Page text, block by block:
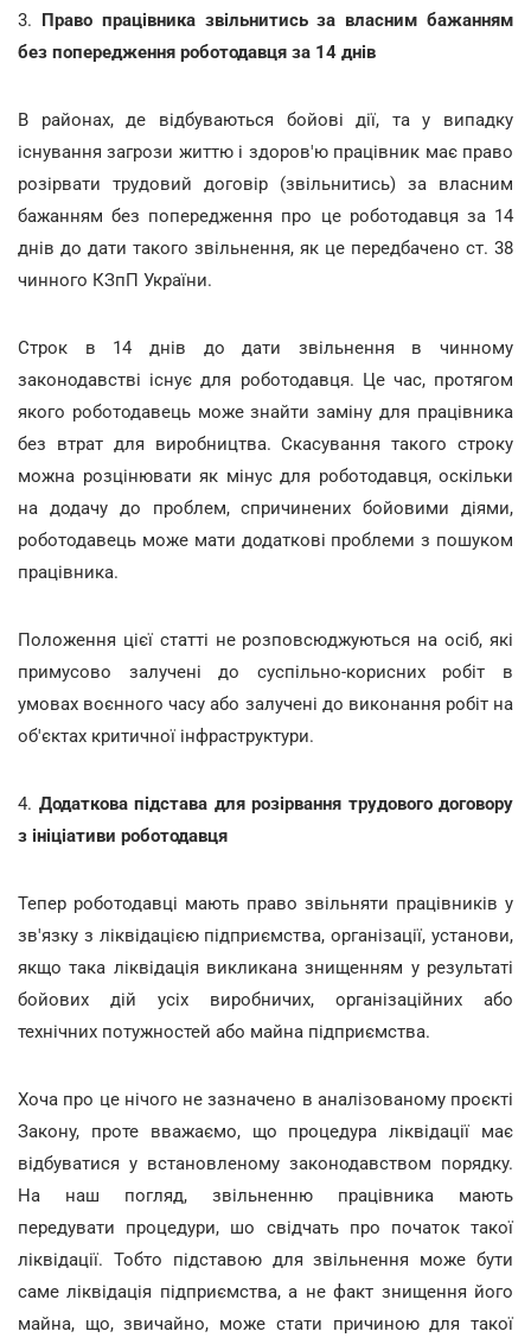
3. Право працівника звільнитись за власним бажанням
без попередження роботодавця за 14 днів
В районах, де відбуваються бойові дії, та у випадку
існування загрози життю і здоров'ю працівник має право
розірвати трудовий договір (звільнитись) за власним
бажанням без попередження про це роботодавця за 14
днів до дати такого звільнення, як це передбачено ст. 38
чинного КЗпП України.
Строк в 14 днів до дати звільнення в чинному
законодавстві існує для роботодавця. Це час, протягом
якого роботодавець може знайти заміну для працівника
без втрат для виробництва. Скасування такого строку
можна розцінювати як мінус для роботодавця, оскільки
на додачу до проблем, спричинених бойовими діями,
роботодавець може мати додаткові проблеми з пошуком
працівника.
Положення цієї статті не розповсюджуються на осіб, які
примусово залучені до суспільно-корисних робіт в
умовах воєнного часу або залучені до виконання робіт на
об'єктах критичної інфраструктури.
4. Додаткова підстава для розірвання трудового договору
з ініціативи роботодавця
Тепер роботодавці мають право звільняти працівників у
зв'язку з ліквідацією підприємства, організації, установи,
якщо така ліквідація викликана знищенням у результаті
бойових дій усіх виробничих, організаційних або
технічних потужностей або майна підприємства.
Хоча про це нічого не зазначено в аналізованому проєкті
Закону, проте вважаємо, що процедура ліквідації має
відбуватися у встановленому законодавством порядку.
На наш погляд, звільненню працівника мають
передувати процедури, шо свідчать про початок такої
ліквідації. Тобто підставою для звільнення може бути
саме ліквідація підприємства, а не факт знищення його
майна, що, звичайно, може стати причиною для такої